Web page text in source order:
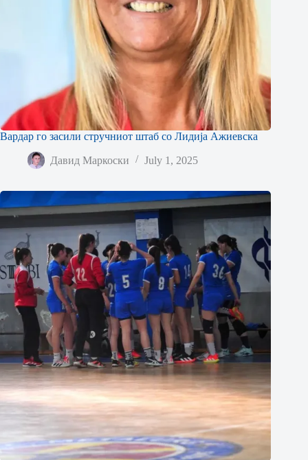
Вардар го засили стручниот штаб со Лидија Ажиевска
Давид Маркоски July 1, 2025